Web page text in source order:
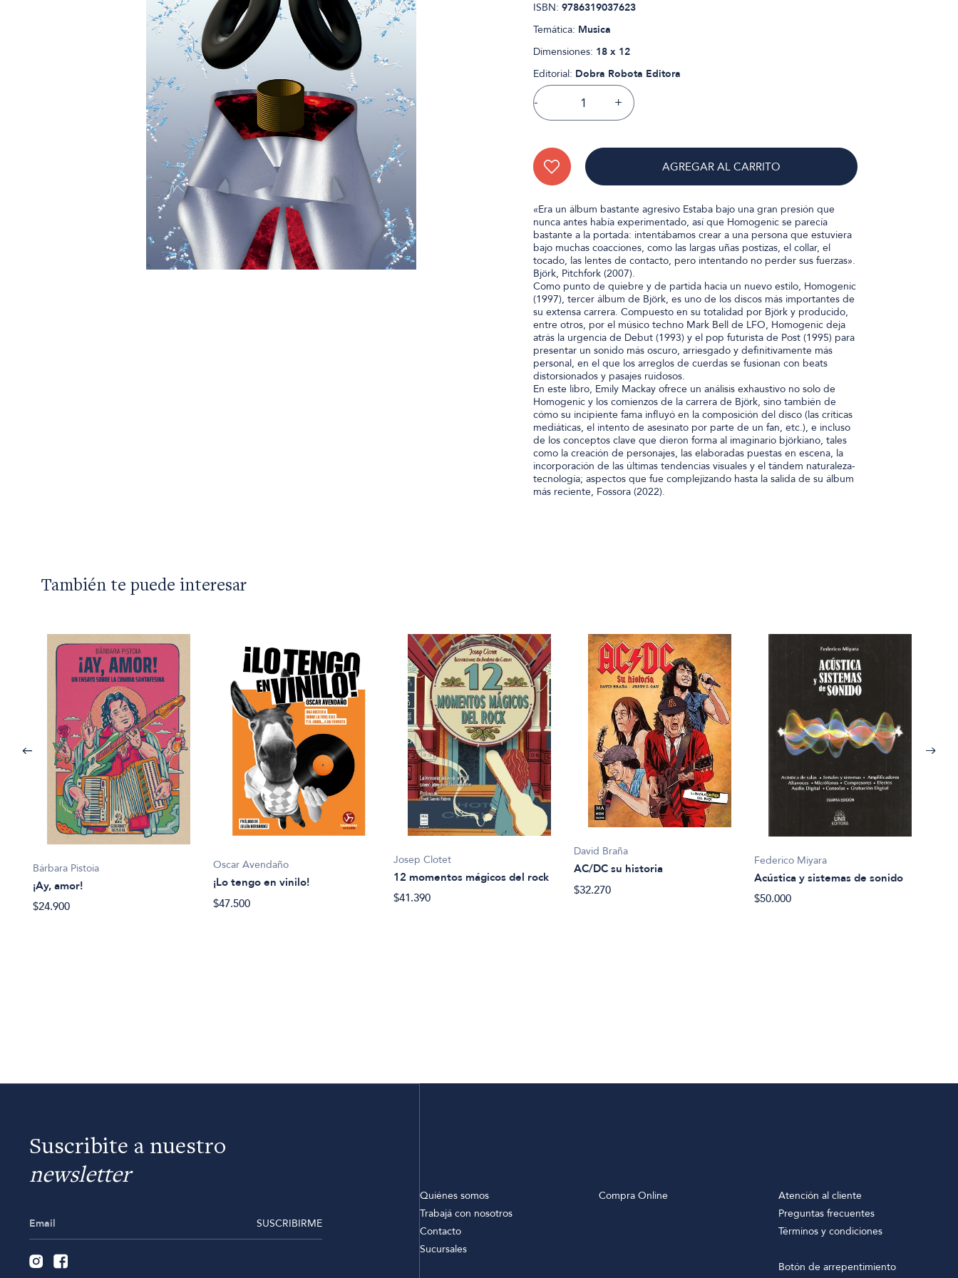
ISBN: 9786319037623
Temática: Musica
Dimensiones: 18 x 12
Editorial: Dobra Robota Editora
- +
AGREGAR AL CARRITO
«Era un álbum bastante agresivo Estaba bajo una gran presión que
nunca antes había experimentado, así que Homogenic se parecía
bastante a la portada: intentábamos crear a una persona que estuviera
bajo muchas coacciones, como las largas uñas postizas, el collar, el
tocado, las lentes de contacto, pero intentando no perder sus fuerzas».
Björk, Pitchfork (2007).
Como punto de quiebre y de partida hacia un nuevo estilo, Homogenic
(1997), tercer álbum de Björk, es uno de los discos más importantes de
su extensa carrera. Compuesto en su totalidad por Björk y producido,
entre otros, por el músico techno Mark Bell de LFO, Homogenic deja
atrás la urgencia de Debut (1993) y el pop futurista de Post (1995) para
presentar un sonido más oscuro, arriesgado y definitivamente más
personal, en el que los arreglos de cuerdas se fusionan con beats
distorsionados y pasajes ruidosos.
En este libro, Emily Mackay ofrece un análisis exhaustivo no solo de
Homogenic y los comienzos de la carrera de Björk, sino también de
cómo su incipiente fama influyó en la composición del disco (las críticas
mediáticas, el intento de asesinato por parte de un fan, etc.), e incluso
de los conceptos clave que dieron forma al imaginario björkiano, tales
como la creación de personajes, las elaboradas puestas en escena, la
incorporación de las últimas tendencias visuales y el tándem naturaleza-
tecnología; aspectos que fue complejizando hasta la salida de su álbum
más reciente, Fossora (2022).
También te puede interesar
Bárbara Pistoia
¡Ay, amor!
$24.900
Oscar Avendaño
¡Lo tengo en vinilo!
$47.500
Josep Clotet
12 momentos mágicos del rock
$41.390
David Braña
AC/DC su historia
$32.270
Federico Miyara
Acústica y sistemas de sonido
$50.000
Suscribite a nuestro
newsletter
SUSCRIBIRME
Quiénes somos
Trabajá con nosotros
Contacto
Sucursales
Compra Online
Atención al cliente
Preguntas frecuentes
Términos y condiciones
Botón de arrepentimiento